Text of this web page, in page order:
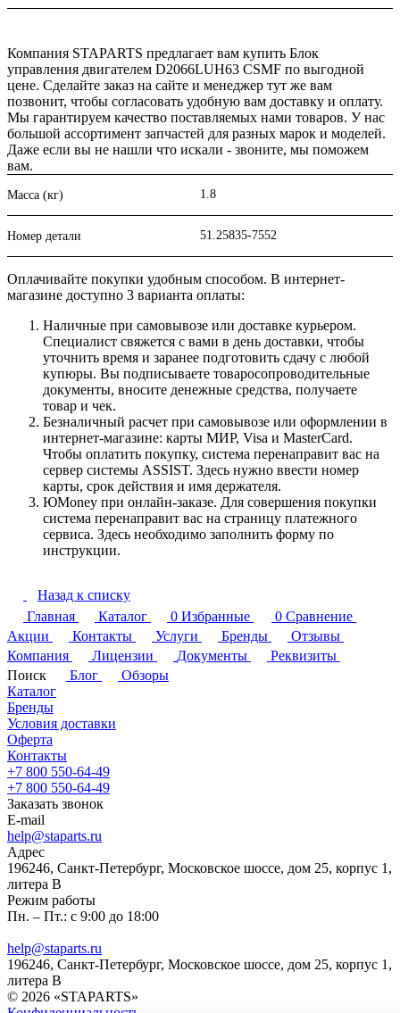
Компания STAPARTS предлагает вам купить Блок
управления двигателем D2066LUH63 CSMF по выгодной
цене. Сделайте заказ на сайте и менеджер тут же вам
позвонит, чтобы согласовать удобную вам доставку и оплату.
Мы гарантируем качество поставляемых нами товаров. У нас
большой ассортимент запчастей для разных марок и моделей.
Даже если вы не нашли что искали - звоните, мы поможем
вам.
Масса (кг) 1.8
Номер детали 51.25835-7552
Оплачивайте покупки удобным способом. В интернет-
магазине доступно 3 варианта оплаты:
Наличные при самовывозе или доставке курьером.
Специалист свяжется с вами в день доставки, чтобы
уточнить время и заранее подготовить сдачу с любой
купюры. Вы подписываете товаросопроводительные
документы, вносите денежные средства, получаете
товар и чек.
Безналичный расчет при самовывозе или оформлении в
интернет-магазине: карты МИР, Visa и MasterCard.
Чтобы оплатить покупку, система перенаправит вас на
сервер системы ASSIST. Здесь нужно ввести номер
карты, срок действия и имя держателя.
ЮMoney при онлайн-заказе. Для совершения покупки
система перенаправит вас на страницу платежного
сервиса. Здесь необходимо заполнить форму по
инструкции.
Назад к списку
Главная
Каталог 0 Избранные 0 Сравнение
Акции
Контакты Услуги Бренды
Отзывы
Компания
Лицензии Документы
Реквизиты
Поиск
Блог
Обзоры
Каталог
Бренды
Условия доставки
Оферта
Контакты
+7 800 550-64-49
+7 800 550-64-49
Заказать звонок
E-mail
help@staparts.ru
Адрес
196246, Санкт-Петербург, Московское шоссе, дом 25, корпус 1,
литера В
Режим работы
Пн. – Пт.: с 9:00 до 18:00
help@staparts.ru
196246, Санкт-Петербург, Московское шоссе, дом 25, корпус 1,
литера В
© 2026 «STAPARTS»